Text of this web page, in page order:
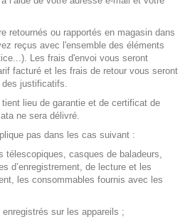
retournés ou rapportés en magasin dans
reçus avec l'ensemble des éléments
Les frais d'envoi vous seront
facturé et les frais de retour vous seront
des justificatifs.
tient lieu de garantie et de certificat de
ne sera délivré.
pas dans les cas suivant :
télescopiques, casques de baladeurs,
d’enregistrement, de lecture et les
les consommables fournis avec les
sur les appareils ;